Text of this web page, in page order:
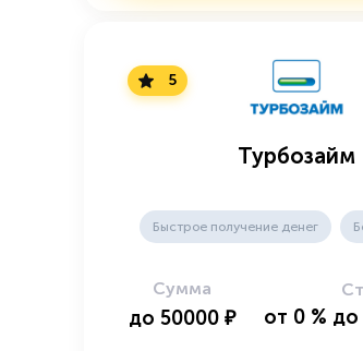
5
Турбозайм
Быстрое получение денег
Сумма
до 50000 ₽ от 0 % до